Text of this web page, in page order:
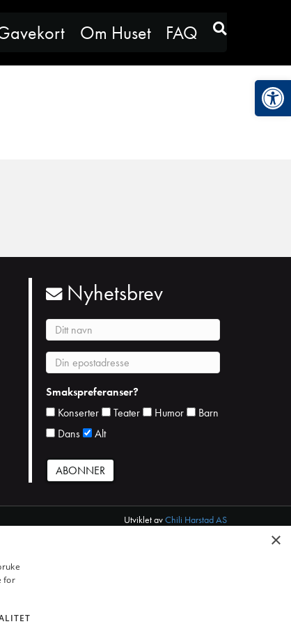
Om Huset FAQ
Nyhetsbrev
N
a
v
n
E
p
o
s
t
Smakspreferanser?
Konserter
Teater Humor
Barn
Dans
Alt
Utviklet avChili Harstad AS
×
for